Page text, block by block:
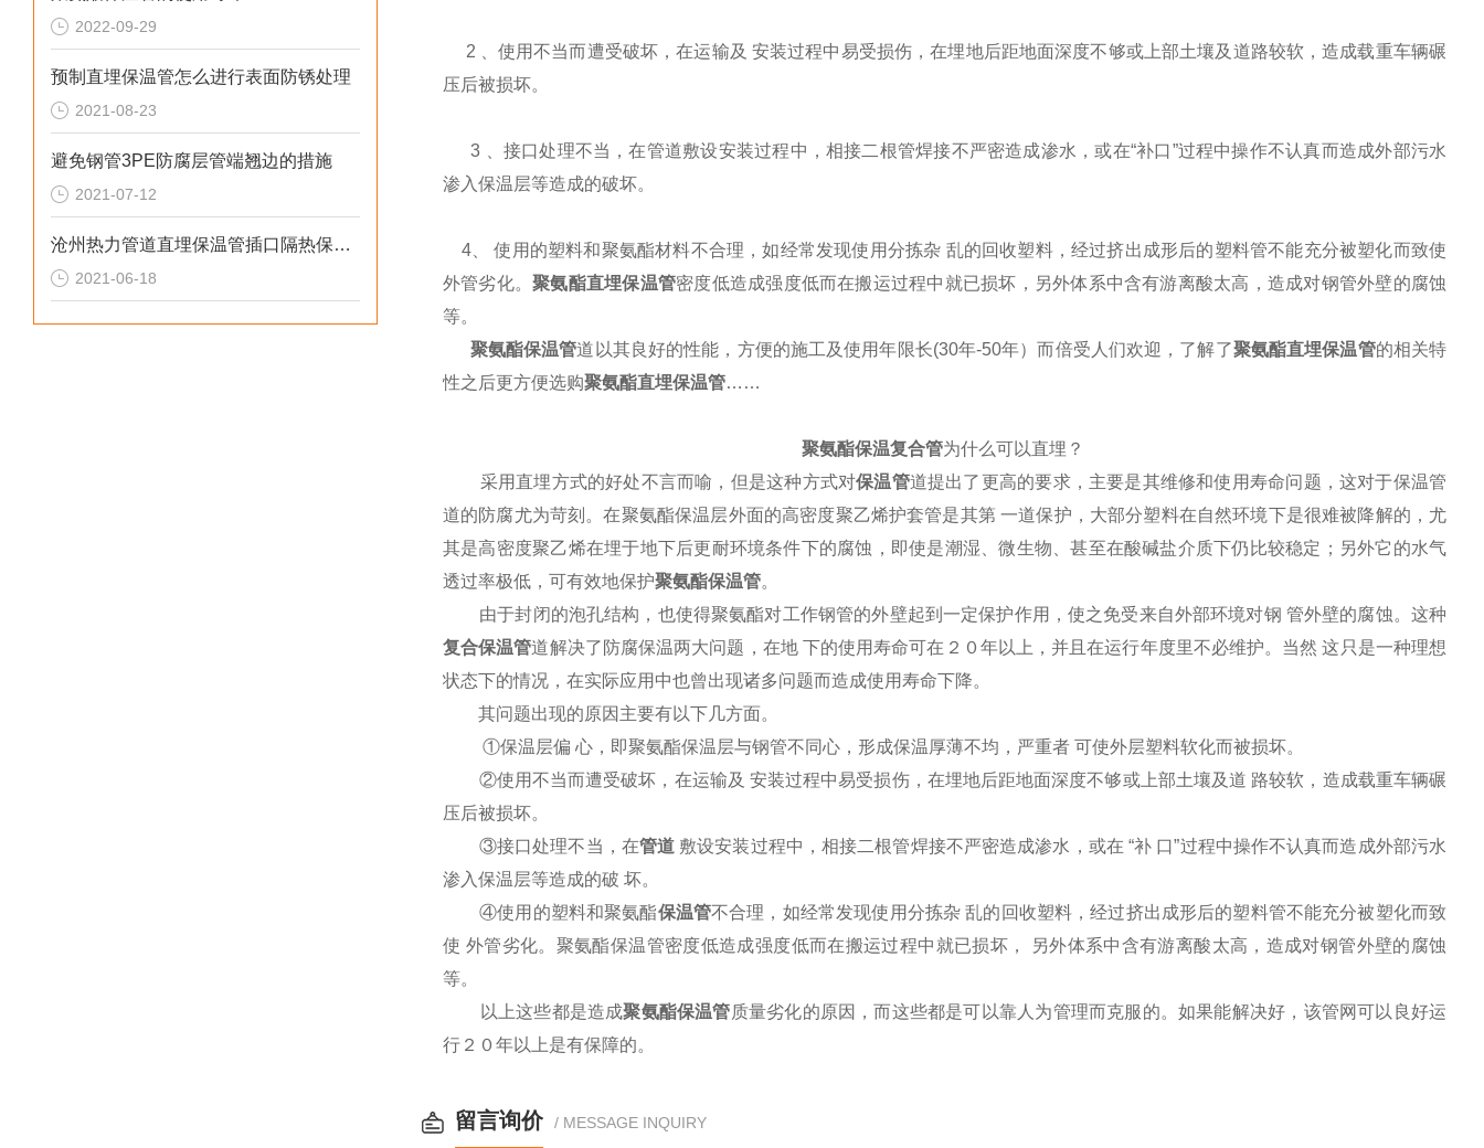
2022-09-29
预制直埋保温管怎么进行表面防锈处理
2021-08-23
避免钢管3PE防腐层管端翘边的措施
2021-07-12
沧州热力管道直埋保温管插口隔热保温作法
2021-06-18
2 、使用不当而遭受破坏，在运输及 安装过程中易受损伤，在埋地后距地面深度不够或上部土壤及道路较软，造成载重车辆碾
压后被损坏。
3 、接口处理不当，在管道敷设安装过程中，相接二根管焊接不严密造成渗水，或在“补口”过程中操作不认真而造成外部污水
渗入保温层等造成的破坏。
4、 使用的塑料和聚氨酯材料不合理，如经常发现使用分拣杂 乱的回收塑料，经过挤出成形后的塑料管不能充分被塑化而致使
外管劣化。聚氨酯直埋保温管密度低造成强度低而在搬运过程中就已损坏，另外体系中含有游离酸太高，造成对钢管外壁的腐蚀
等。
聚氨酯保温管道以其良好的性能，方便的施工及使用年限长(30年-50年）而倍受人们欢迎，了解了聚氨酯直埋保温管的相关特
性之后更方便选购聚氨酯直埋保温管……
聚氨酯保温复合管为什么可以直埋？
采用直埋方式的好处不言而喻，但是这种方式对保温管道提出了更高的要求，主要是其维修和使用寿命问题，这对于保温管
道的防腐尤为苛刻。在聚氨酯保温层外面的高密度聚乙烯护套管是其第 一道保护，大部分塑料在自然环境下是很难被降解的，尤
其是高密度聚乙烯在埋于地下后更耐环境条件下的腐蚀，即使是潮湿、微生物、甚至在酸碱盐介质下仍比较稳定；另外它的水气
透过率极低，可有效地保护聚氨酯保温管。
由于封闭的泡孔结构，也使得聚氨酯对工作钢管的外壁起到一定保护作用，使之免受来自外部环境对钢 管外壁的腐蚀。这种
复合保温管道解决了防腐保温两大问题，在地 下的使用寿命可在２０年以上，并且在运行年度里不必维护。当然 这只是一种理想
状态下的情况，在实际应用中也曾出现诸多问题而造成使用寿命下降。
其问题出现的原因主要有以下几方面。
①保温层偏 心，即聚氨酯保温层与钢管不同心，形成保温厚薄不均，严重者 可使外层塑料软化而被损坏。
②使用不当而遭受破坏，在运输及 安装过程中易受损伤，在埋地后距地面深度不够或上部土壤及道 路较软，造成载重车辆碾
压后被损坏。
③接口处理不当，在管道 敷设安装过程中，相接二根管焊接不严密造成渗水，或在 “补 口”过程中操作不认真而造成外部污水
渗入保温层等造成的破 坏。
④使用的塑料和聚氨酯保温管不合理，如经常发现使用分拣杂 乱的回收塑料，经过挤出成形后的塑料管不能充分被塑化而致
使 外管劣化。聚氨酯保温管密度低造成强度低而在搬运过程中就已损坏， 另外体系中含有游离酸太高，造成对钢管外壁的腐蚀
等。
以上这些都是造成聚氨酯保温管质量劣化的原因，而这些都是可以靠人为管理而克服的。如果能解决好，该管网可以良好运
行２０年以上是有保障的。
留言询价 / MESSAGE INQUIRY